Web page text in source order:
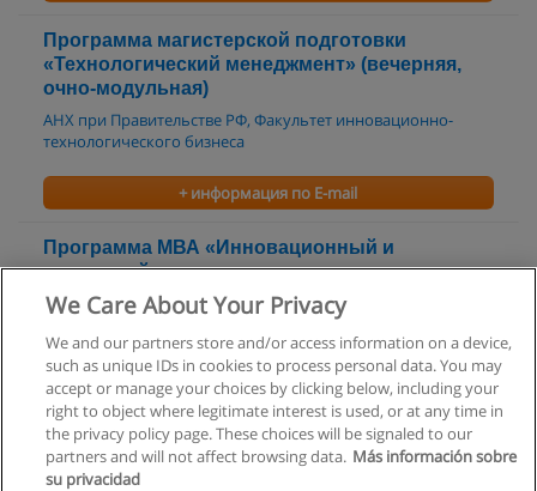
Программа магистерской подготовки
«Технологический менеджмент» (вечерняя,
очно-модульная)
АНХ при Правительстве РФ, Факультет инновационно-
технологического бизнеса
+ информация по E-mail
Программа МВА «Инновационный и
проектный менеджмент»
АНХ при Правительстве РФ, Факультет инновационно-
+ информация по E-mail
We Care About Your Privacy
We and our partners store and/or access information on a device,
such as unique IDs in cookies to process personal data. You may
accept or manage your choices by clicking below, including your
right to object where legitimate interest is used, or at any time in
the privacy policy page. These choices will be signaled to our
partners and will not affect browsing data. Más información sobre
su privacidad